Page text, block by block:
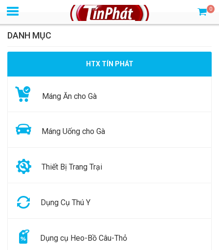
0
DANH MỤC
HTX TÍN PHÁT
Máng Ăn cho Gà
Máng Uống cho Gà
Thiết Bị Trang Trại
Dụng Cụ Thú Y
Dụng cụ Heo-Bồ Câu-Thỏ